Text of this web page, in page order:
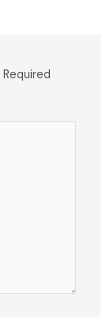
Required